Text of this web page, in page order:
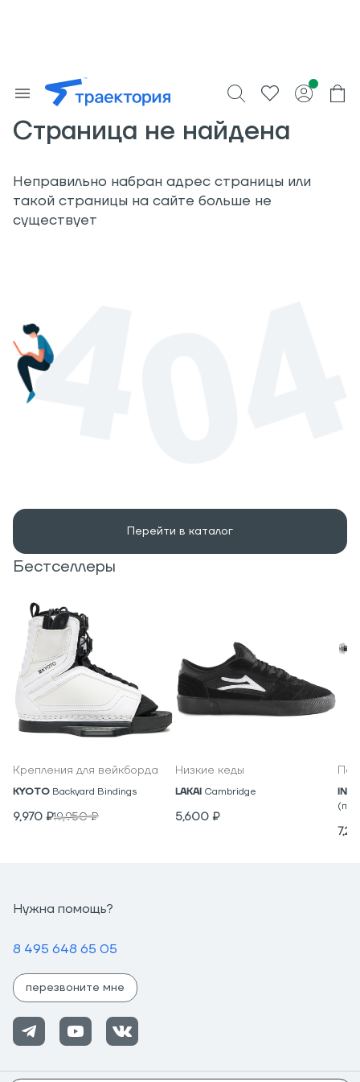
Страница не найдена
Неправильно набран адрес страницы или
такой страницы на сайте больше не
существует
Перейти в каталог
Бестселлеры
Крепления для вейкборда
KYOTO Backyard Bindings
9,970 ₽19,950₽
Низкие кеды
LAKAI Cambridge
5,600 ₽
Нужна помощь?
8 495 648 65 05
перезвоните мне